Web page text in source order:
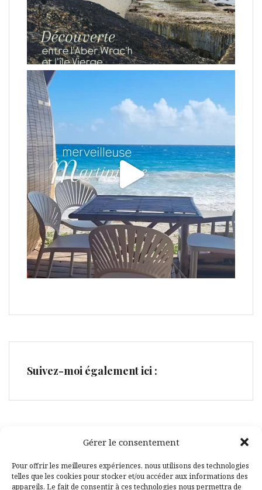
Gérer le consentement
Pour offrir les meilleures expériences, nous utilisons des technologies
telles que les cookies pour stocker et/ou accéder aux informations des
appareils. Le fait de consentir à ces technologies nous permettra de
Suivez-moi également ici :
Facebook
Pinterest